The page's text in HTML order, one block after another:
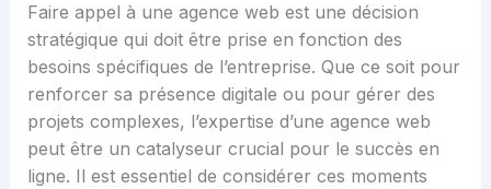
Faire appel à une agence web est une décision
stratégique qui doit être prise en fonction des
besoins spécifiques de l’entreprise. Que ce soit pour
renforcer sa présence digitale ou pour gérer des
projets complexes, l’expertise d’une agence web
peut être un catalyseur crucial pour le succès en
ligne. Il est essentiel de considérer ces moments